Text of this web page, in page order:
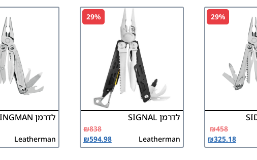
29%
₪458
₪325.18
29%
לדרמן SIGNAL
Leatherman
₪838
₪594.98
לדרמן WINGMAN
Leatherman